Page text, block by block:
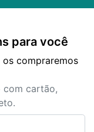
para você
compraremos
com cartão,